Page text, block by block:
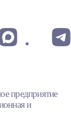
предприятие
и